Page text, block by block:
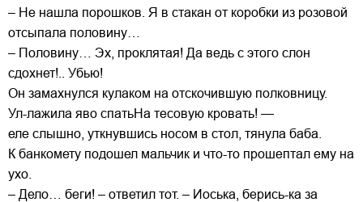
– Не нашла порошков. Я в стакан от коробки из розовой
отсыпала половину…
– Половину… Эх, проклятая! Да ведь с этого слон
сдохнет!.. Убью!
Он замахнулся кулаком на отскочившую полковницу.
Ул-лажила яво спатьНа тесовую кровать! —
еле слышно, уткнувшись носом в стол, тянула баба.
К банкомету подошел мальчик и что-то прошептал ему на
ухо.
– Дело… беги! – ответил тот. – Иоська, берись-ка за